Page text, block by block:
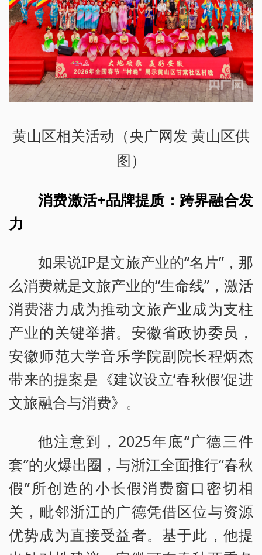
黄山区相关活动（央广网发 黄山区供
图）
消费激活+品牌提质：跨界融合发
力
如果说IP是文旅产业的“名片”，那
么消费就是文旅产业的“生命线”，激活
消费潜力成为推动文旅产业成为支柱
产业的关键举措。安徽省政协委员，
安徽师范大学音乐学院副院长程炳杰
带来的提案是《建议设立‘春秋假’促进
文旅融合与消费》。
他注意到，2025年底“广德三件
套”的火爆出圈，与浙江全面推行“春秋
假”所创造的小长假消费窗口密切相
关，毗邻浙江的广德凭借区位与资源
优势成为直接受益者。基于此，他提